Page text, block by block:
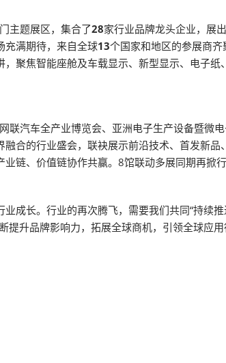
主题展区，集合了28家行业品牌龙头企业，展
充满期待，来自全球13个国家和地区的参展商齐
，聚焦智能座舱及车载显示、新型显示、电子
汽车全产业博览会、亚洲电子生产设备暨微
合的行业盛会，联袂展示前沿技术、首发新品
链、价值链协作共赢。8馆联动多展同期再掀行
成长。行业的再次腾飞，需要我们共同“持续
升品牌影响力，拓展全球商机，引领全球应用